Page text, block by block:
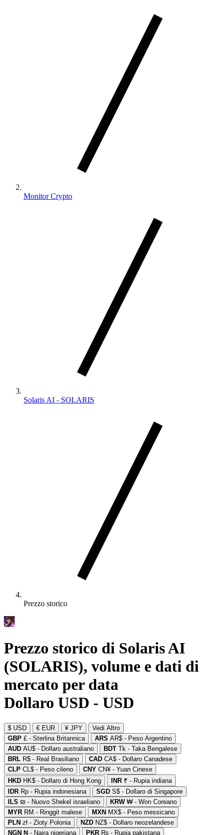
Monitor Crypto
Solaris AI - SOLARIS
Prezzo storico
Prezzo storico di Solaris AI
(SOLARIS), volume e dati di
mercato per data
Dollaro USD - USD
$ USD € EUR ¥ JPY
Vedi Altro
GBP £ - Sterlina Britannica ARS AR$ - Peso Argentino
AUD AU$ - Dollaro australiano BDT Tk - Taka Bengalese
BRL R$ - Real Brasiliano CAD CA$ - Dollaro Canadese
CLP CL$ - Peso cileno CNY CN¥ - Yuan Cinese
HKD HK$ - Dollaro di Hong Kong INR ₹ - Rupia indiana
IDR Rp - Rupia indonesiana SGD S$ - Dollaro di Singapore
ILS ₪ - Nuovo Shekel israeliano KRW₩ - Won Coreano
MYR RM - Ringgit malese MXN MX$ - Peso messicano
PLN zł - Zloty Polonia NZD NZ$ - Dollaro neozelandese
NGN ₦ - Naira nigeriana PKR ₨ - Rupia pakistana